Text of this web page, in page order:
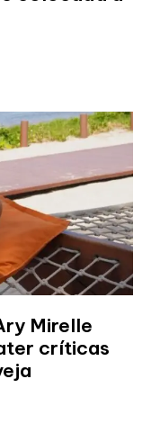
Mirelle
críticas